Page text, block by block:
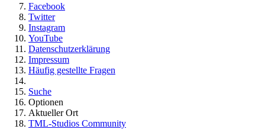
Facebook
Twitter
Instagram
YouTube
Datenschutzerklärung
Impressum
Häufig gestellte Fragen
Suche
Optionen
Aktueller Ort
TML-Studios Community